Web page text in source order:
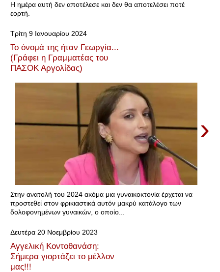
Η ημέρα αυτή δεν αποτέλεσε και δεν θα αποτελέσει ποτέ
εορτή.
Τρίτη 9 Ιανουαρίου 2024
Το όνομά της ήταν Γεωργία...
(Γράφει η Γραμματέας του
ΠΑΣΟΚ Αργολίδας)
›
Στην ανατολή του 2024 ακόμα μια γυναικοκτονία έρχεται να
προστεθεί στον φρικιαστικά αυτόν μακρύ κατάλογο των
δολοφονημένων γυναικών, ο οποίο...
Δευτέρα 20 Νοεμβρίου 2023
Αγγελική Κοντοθανάση:
Σήμερα γιορτάζει το μέλλον
μας!!!